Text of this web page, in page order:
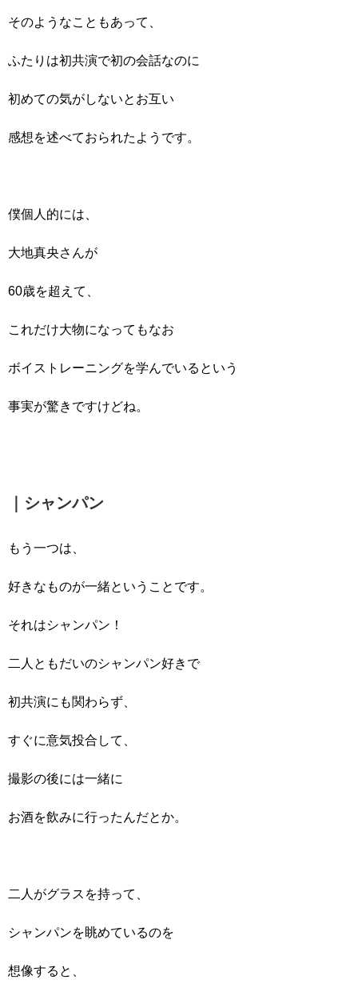
そのようなこともあって、
ふたりは初共演で初の会話なのに
初めての気がしないとお互い
感想を述べておられたようです。
僕個人的には、
大地真央さんが
60歳を超えて、
これだけ大物になってもなお
ボイストレーニングを学んでいるという
事実が驚きですけどね。
｜シャンパン
もう一つは、
好きなものが一緒ということです。
それはシャンパン！
二人ともだいのシャンパン好きで
初共演にも関わらず、
すぐに意気投合して、
撮影の後には一緒に
お酒を飲みに行ったんだとか。
二人がグラスを持って、
シャンパンを眺めているのを
想像すると、